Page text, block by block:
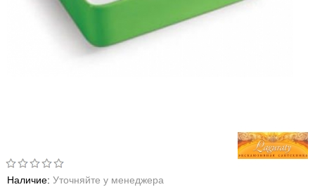
Наличие: Уточняйте у менеджера